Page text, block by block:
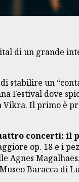
di un grande
stabilire un
Festival dove
Vikra. Il primo è
concerti: il
op. 18 e i
Agnes
Baracca di